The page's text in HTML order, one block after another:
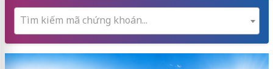
Tìm kiếm mã chứng khoán...